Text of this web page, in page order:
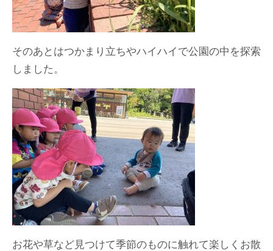
そのあとはつかまり立ちやハイハイで公園の中を探索
しました。
お花や草など見つけて季節のものに触れて楽しくお散